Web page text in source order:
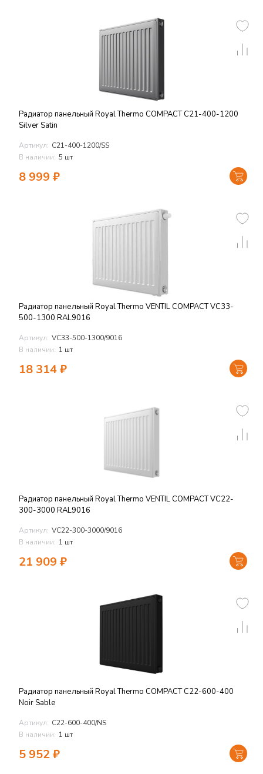
Радиатор панельный Royal Thermo COMPACT C21-400-1200
Silver Satin
Артикул: C21-400-1200/SS
В наличии: 5 шт
8 999 ₽
Радиатор панельный Royal Thermo VENTIL COMPACT VC33-
500-1300 RAL9016
Артикул: VC33-500-1300/9016
В наличии: 1 шт
18 314₽
Радиатор панельный Royal Thermo VENTIL COMPACT VC22-
300-3000 RAL9016
Артикул: VC22-300-3000/9016
В наличии: 1 шт
21 909 ₽
Радиатор панельный Royal Thermo COMPACT C22-600-400
Noir Sable
Артикул: C22-600-400/NS
В наличии: 1 шт
5 952₽